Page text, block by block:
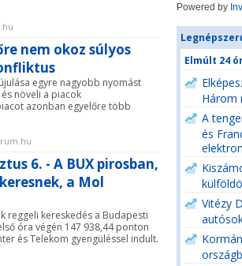
nem okoz súlyos
egyre nagyobb nyomást
növeli a piacok
azonban egyelőre több
6. - A BUX pirosban,
a Mol
reggeli kereskedés a Budapesti
óra végén 147 938,44 ponton
és Telekom gyengüléssel indult.
Powered by
Elmúlt 24
Három
A
és
Vitézy